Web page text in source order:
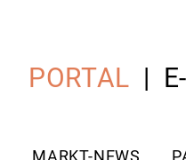
PORTAL
MARKT-NEWS